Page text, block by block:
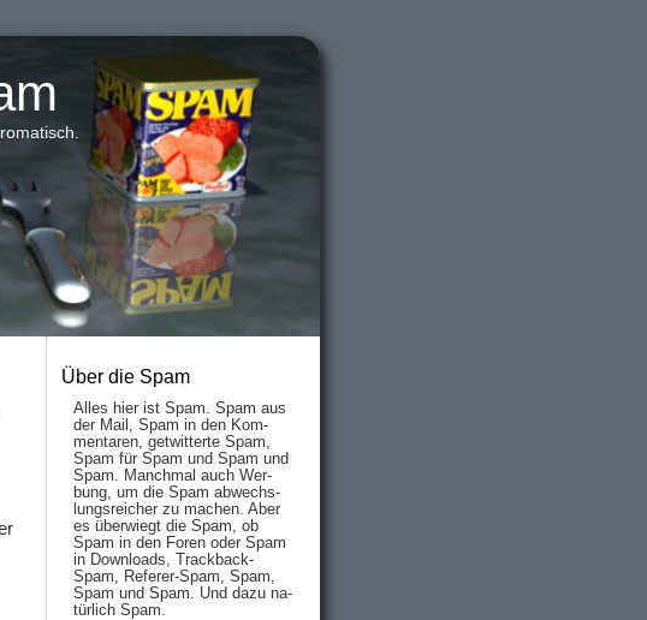
Über die Spam
Alles hier ist Spam. Spam aus
der Mail, Spam in den Kom­
men­taren, ge­twit­ter­te Spam,
Spam für Spam und Spam und
Spam. Manch­mal auch Wer­
bung, um die Spam ab­wechs­
lungs­reich­er zu mach­en. Aber
es über­wiegt die Spam, ob
Spam in den Fo­ren oder Spam
in Down­loads, Track­back-
Spam, Re­fe­rer-Spam, Spam,
Spam und Spam. Und da­zu na­
tür­lich Spam.